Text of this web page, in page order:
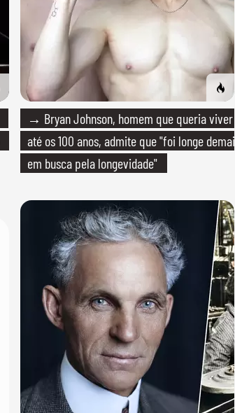
→ Bryan Johnson, homem que queria viver
até os 100 anos, admite que "foi longe demais
em busca pela longevidade"